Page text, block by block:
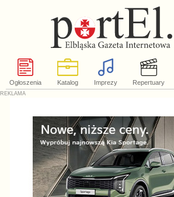
Ogłoszenia Katalog Imprezy Repertuary